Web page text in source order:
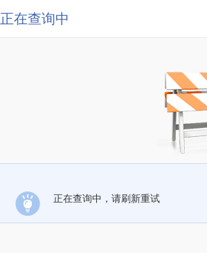
正在查询中
正在查询中，请刷新重试